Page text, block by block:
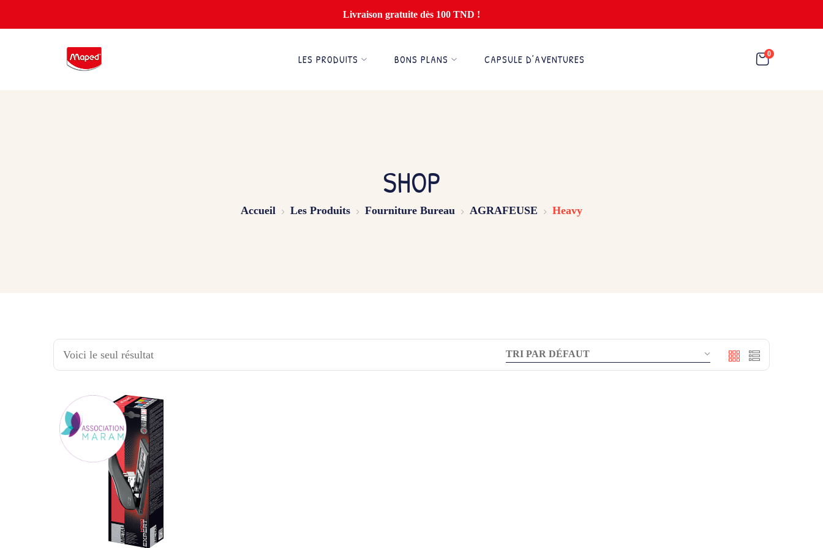
Livraison gratuite dès 100 TND !
LES PRODUITS BONS PLANS CAPSULE D’AVENTURES 0
SHOP
Accueil Les Produits Fourniture Bureau AGRAFEUSE Heavy
Voici le seul résultat